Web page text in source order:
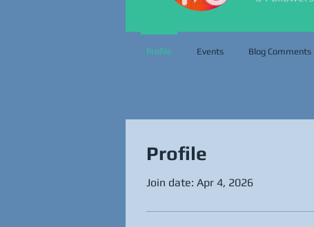
Profile
Join date: Apr 4, 2026
Profile Events Blog Comments